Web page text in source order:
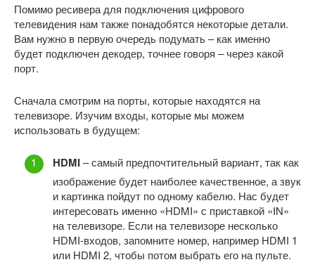
Помимо ресивера для подключения цифрового
телевидения нам также понадобятся некоторые детали.
Вам нужно в первую очередь подумать – как именно
будет подключен декодер, точнее говоря – через какой
порт.
Сначала смотрим на порты, которые находятся на
телевизоре. Изучим входы, которые мы можем
использовать в будущем:
HDMI– самый предпочтительный вариант, так как
изображение будет наиболее качественное, а звук
и картинка пойдут по одному кабелю. Нас будет
интересовать именно «HDMI» с приставкой «IN»
на телевизоре. Если на телевизоре несколько
HDMI-входов, запомните номер, например HDMI 1
или HDMI 2, чтобы потом выбрать его на пульте.